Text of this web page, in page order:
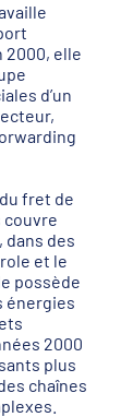
2000, elle
d’un
fret de
couvre
des
et le
possède
énergies
2000
plus
chaînes